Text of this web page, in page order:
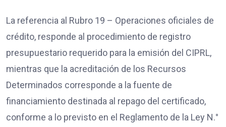
La referencia al Rubro 19 – Operaciones oficiales de
crédito, responde al procedimiento de registro
presupuestario requerido para la emisión del CIPRL,
mientras que la acreditación de los Recursos
Determinados corresponde a la fuente de
financiamiento destinada al repago del certificado,
conforme a lo previsto en el Reglamento de la Ley N.°